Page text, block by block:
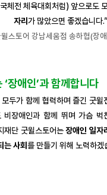
체전 체육대회처럼) 앞으로도
자리가 많았으면 좋겠습니다.”
스토어 강남세움점 송하협(장
장애인’과 함께합니다
두가 함께 협력하며 즐긴 굿윌
비장애인과 함께 뛰며 가슴 벅
재단 굿윌스토어는장애인 일자
는 사회를 만들기 위해 노력하겠